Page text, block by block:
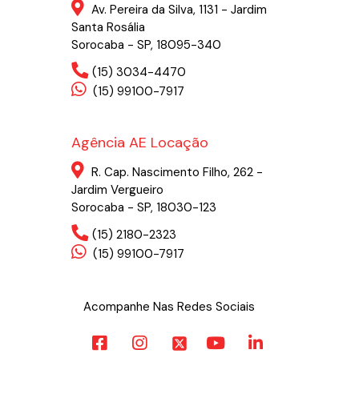
Av. Pereira da Silva, 1131 - Jardim
Santa Rosália
Sorocaba - SP, 18095-340
(15) 3034-4470
(15) 99100-7917
Agência AE Locação
R. Cap. Nascimento Filho, 262 -
Jardim Vergueiro
Sorocaba - SP, 18030-123
(15) 2180-2323
(15) 99100-7917
Acompanhe Nas Redes Sociais